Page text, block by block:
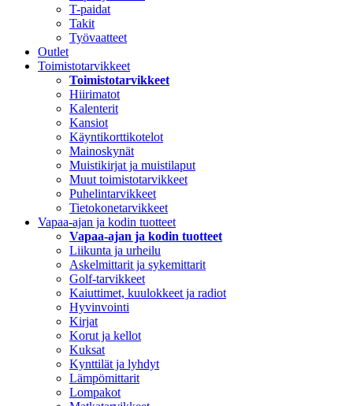
T-paidat
Takit
Työvaatteet
Outlet
Toimistotarvikkeet
Toimistotarvikkeet
Hiirimatot
Kalenterit
Kansiot
Käyntikorttikotelot
Mainoskynät
Muistikirjat ja muistilaput
Muut toimistotarvikkeet
Puhelintarvikkeet
Tietokonetarvikkeet
Vapaa-ajan ja kodin tuotteet
Vapaa-ajan ja kodin tuotteet
Liikunta ja urheilu
Askelmittarit ja sykemittarit
Golf-tarvikkeet
Kaiuttimet, kuulokkeet ja radiot
Hyvinvointi
Kirjat
Korut ja kellot
Kuksat
Kynttilät ja lyhdyt
Lämpömittarit
Lompakot